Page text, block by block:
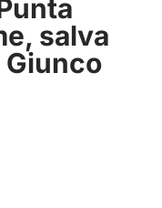
salva
Giunco